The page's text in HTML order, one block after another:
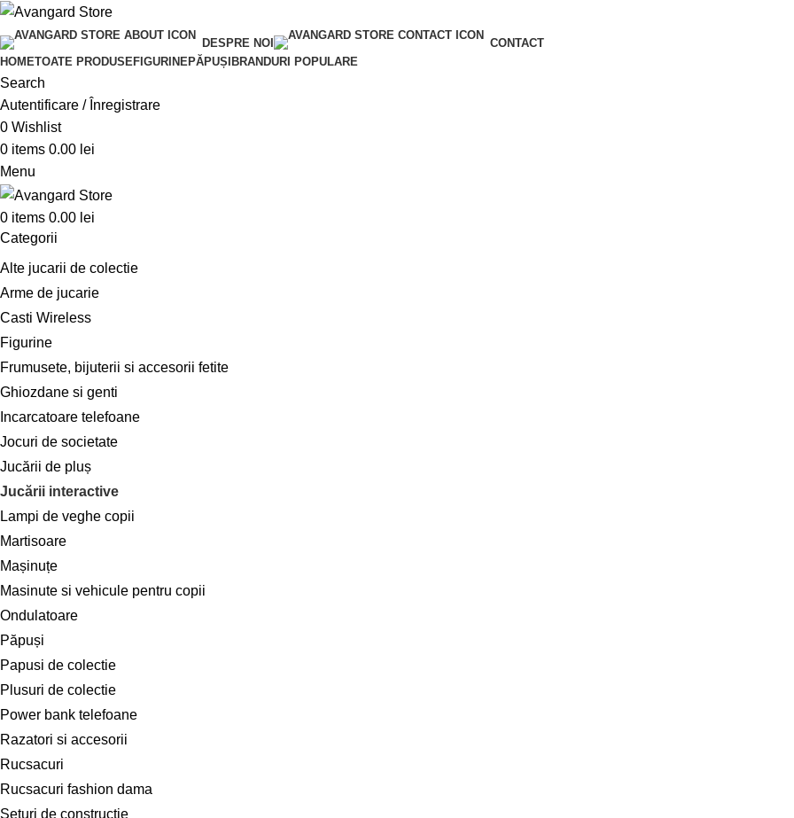
DESPRE NOI
CONTACT
HOMETOATE PRODUSEFIGURINEPĂPUȘI BRANDURI POPULARE
Search
Autentificare / Înregistrare
0 Wishlist
0 items 0.00 lei
Menu
0 items 0.00 lei
Categorii
Alte jucarii de colectie
Arme de jucarie
Casti Wireless
Figurine
Frumusete, bijuterii si accesorii fetite
Ghiozdane si genti
Incarcatoare telefoane
Jocuri de societate
Jucării de pluș
Jucării interactive
Lampi de veghe copii
Martisoare
Mașinuțe
Masinute si vehicule pentru copii
Ondulatoare
Păpuși
Papusi de colectie
Plusuri de colectie
Power bank telefoane
Razatori si accesorii
Rucsacuri
Rucsacuri fashion dama
Seturi de constructie